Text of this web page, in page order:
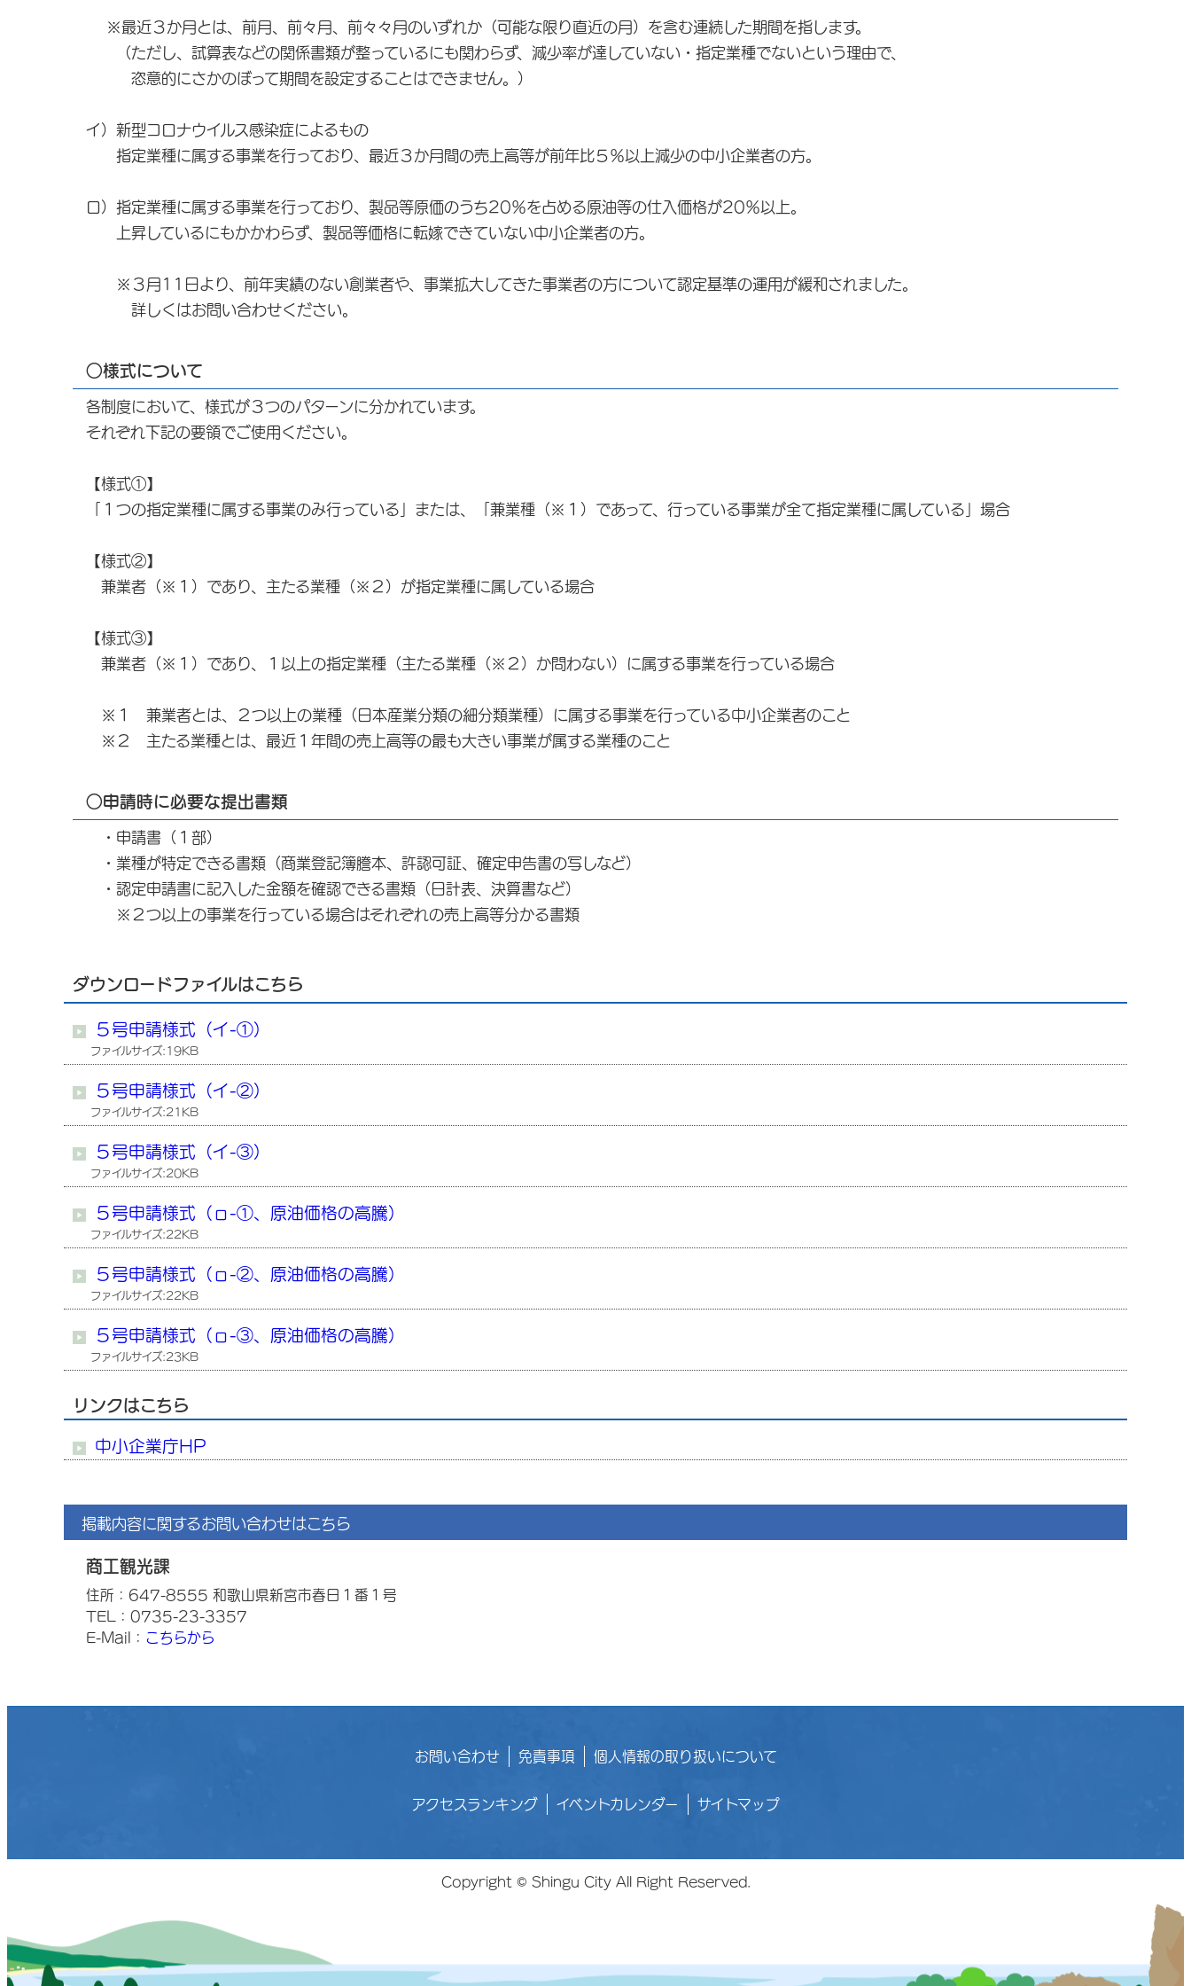
※最近３か月とは、前月、前々月、前々々月のいずれか（可能な限り直近の月）を含む連続した期間を指します。
（ただし、試算表などの関係書類が整っているにも関わらず、減少率が達していない・指定業種でないという理由で、
恣意的にさかのぼって期間を設定することはできません。）
イ）新型コロナウイルス感染症によるもの
指定業種に属する事業を行っており、最近３か月間の売上高等が前年比５％以上減少の中小企業者の方。
ロ）指定業種に属する事業を行っており、製品等原価のうち20％を占める原油等の仕入価格が20％以上。
上昇しているにもかかわらず、製品等価格に転嫁できていない中小企業者の方。
※３月11日より、前年実績のない創業者や、事業拡大してきた事業者の方について認定基準の運用が緩和されました。
詳しくはお問い合わせください。
○様式について
各制度において、様式が３つのパターンに分かれています。
それぞれ下記の要領でご使用ください。
【様式①】
「１つの指定業種に属する事業のみ行っている」または、「兼業種（※１）であって、行っている事業が全て指定業種に属している」場合
【様式②】
兼業者（※１）であり、主たる業種（※２）が指定業種に属している場合
【様式③】
兼業者（※１）であり、１以上の指定業種（主たる業種（※２）か問わない）に属する事業を行っている場合
※１ 兼業者とは、２つ以上の業種（日本産業分類の細分類業種）に属する事業を行っている中小企業者のこと
※２ 主たる業種とは、最近１年間の売上高等の最も大きい事業が属する業種のこと
○申請時に必要な提出書類
・申請書（１部）
・業種が特定できる書類（商業登記簿謄本、許認可証、確定申告書の写しなど）
・認定申請書に記入した金額を確認できる書類（日計表、決算書など）
※２つ以上の事業を行っている場合はそれぞれの売上高等分かる書類
ダウンロードファイルはこちら
５号申請様式（イ-①）
ファイルサイズ:19KB
５号申請様式（イ-②）
ファイルサイズ:21KB
５号申請様式（イ-③）
ファイルサイズ:20KB
５号申請様式（ㇿ-①、原油価格の高騰）
ファイルサイズ:22KB
５号申請様式（ㇿ-②、原油価格の高騰）
ファイルサイズ:22KB
５号申請様式（ㇿ-③、原油価格の高騰）
ファイルサイズ:23KB
リンクはこちら
中小企業庁HP
掲載内容に関するお問い合わせはこちら
商工観光課
住所：647-8555 和歌山県新宮市春日１番１号
TEL：0735-23-3357
E-Mail： こちらから
お問い合わせ 免責事項 個人情報の取り扱いについて
アクセスランキング イベントカレンダー サイトマップ
Copyright © Shingu City All Right Reserved.